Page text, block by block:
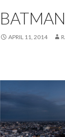
APRIL 11, 2014